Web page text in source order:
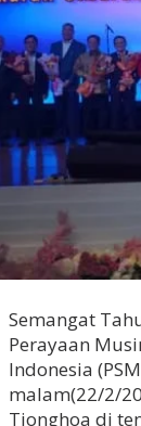
Semangat
Perayaan
Indonesia
malam(22/2/
Tionghoa di